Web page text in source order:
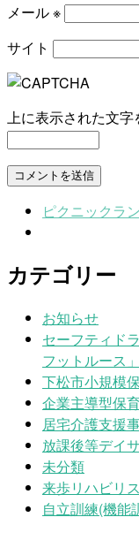
メール※
サイト
上に表示された文字
ピクニックラ
カテゴリー
お知らせ
セーフティド
フットルース」
下松市小規模
企業主導型保
居宅介護支援
放課後等デイ
未分類
来歩リハビリ
自立訓練(機